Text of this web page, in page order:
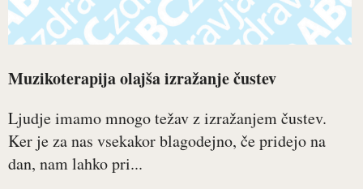
Muzikoterapija olajša izražanje čustev
Ljudje imamo mnogo težav z izražanjem čustev.
Ker je za nas vsekakor blagodejno, če pridejo na
dan, nam lahko pri...